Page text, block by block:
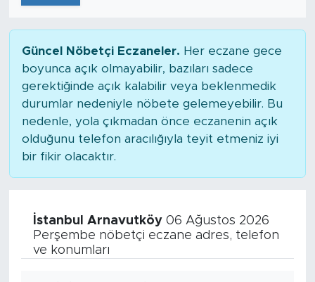
Güncel Nöbetçi Eczaneler. Her eczane gece
boyunca açık olmayabilir, bazıları sadece
gerektiğinde açık kalabilir veya beklenmedik
durumlar nedeniyle nöbete gelemeyebilir. Bu
nedenle, yola çıkmadan önce eczanenin açık
olduğunu telefon aracılığıyla teyit etmeniz iyi
bir fikir olacaktır.
İstanbul Arnavutköy06 Ağustos 2026
Perşembe nöbetçi eczane adres, telefon
ve konumları